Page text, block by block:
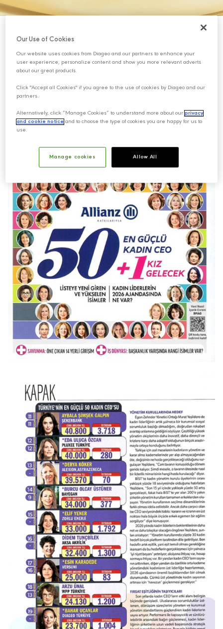
Our Use of Cookies
Our website uses cookies from Diageo and our partners to enhance your
user experience, personalize content and show you more relevant adverts
about our great products.
Click "Accept all Cookies" if you agree to the use of cookies by Diageo and our
partners.
Alternatively, click “Manage Cookies” to understand more about ourprivacy
and cookie notice and to choose the type of cookies you are happy for us to
use.
Manage cookies Allow All